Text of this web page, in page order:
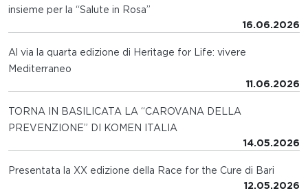
insieme per la “Salute in Rosa”
16.06.2026
Al via la quarta edizione di Heritage for Life: vivere
Mediterraneo
11.06.2026
TORNA IN BASILICATA LA “CAROVANA DELLA
PREVENZIONE” DI KOMEN ITALIA
14.05.2026
Presentata la XX edizione della Race for the Cure di Bari
12.05.2026